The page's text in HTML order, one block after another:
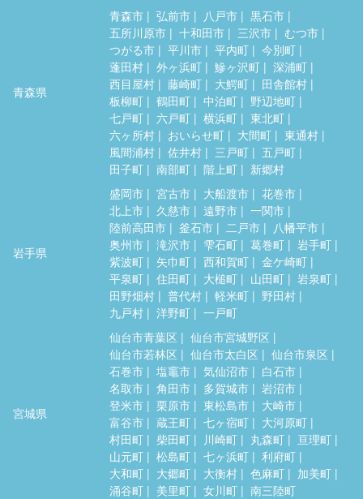
青森県
青森市 弘前市 八戸市
黒石市
五所川原市
十和田市 三沢市
むつ市
つがる市
平川市 平内町
今別町
蓬田村
外ヶ浜町 鰺ヶ沢町
深浦町
西目屋村
藤崎町 大鰐町
田舎館村
板柳町
鶴田町 中泊町
野辺地町
七戸町
六戸町 横浜町
東北町
六ヶ所村
おいらせ町 大間町
東通村
風間浦村
佐井村 三戸町
五戸町
田子町
南部町 階上町 新郷村
岩手県
盛岡市 宮古市 大船渡市
花巻市
北上市
久慈市 遠野市
一関市
陸前高田市
釜石市 二戸市
八幡平市
奥州市
滝沢市 雫石町 葛巻町
岩手町
紫波町
矢巾町 西和賀町
金ケ崎町
平泉町
住田町 大槌町 山田町
岩泉町
田野畑村
普代村 軽米町
野田村
九戸村
洋野町 一戸町
宮城県
仙台市青葉区
仙台市宮城野区
仙台市若林区
仙台市太白区
仙台市泉区
石巻市
塩竈市 気仙沼市
白石市
名取市
角田市 多賀城市
岩沼市
登米市
栗原市 東松島市
大崎市
富谷市
蔵王町 七ヶ宿町
大河原町
村田町
柴田町 川崎町 丸森町
亘理町
山元町
松島町 七ヶ浜町
利府町
大和町
大郷町 大衡村 色麻町
加美町
涌谷町
美里町 女川町 南三陸町